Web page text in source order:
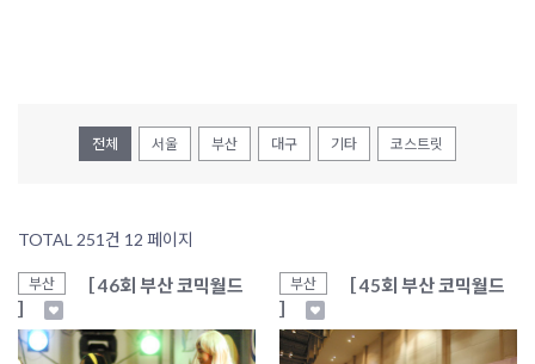
전체 서울 부산 대구 기타 코스트릿
TOTAL 251건 12 페이지
부산
［ 46회 부산 코믹월드
］
부산
［ 45회 부산 코믹월드
］